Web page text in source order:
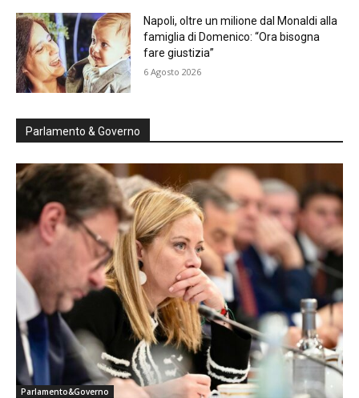
Napoli, oltre un milione dal Monaldi alla
famiglia di Domenico: “Ora bisogna
fare giustizia”
6 Agosto 2026
Parlamento & Governo
Parlamento&Governo